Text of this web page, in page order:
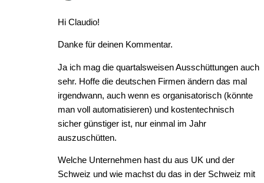
Hi Claudio!
Danke für deinen Kommentar.
Ja ich mag die quartalsweisen Ausschüttungen auch
sehr. Hoffe die deutschen Firmen ändern das mal
irgendwann, auch wenn es organisatorisch (könnte
man voll automatisieren) und kostentechnisch
sicher günstiger ist, nur einmal im Jahr
auszuschütten.
Welche Unternehmen hast du aus UK und der
Schweiz und wie machst du das in der Schweiz mit